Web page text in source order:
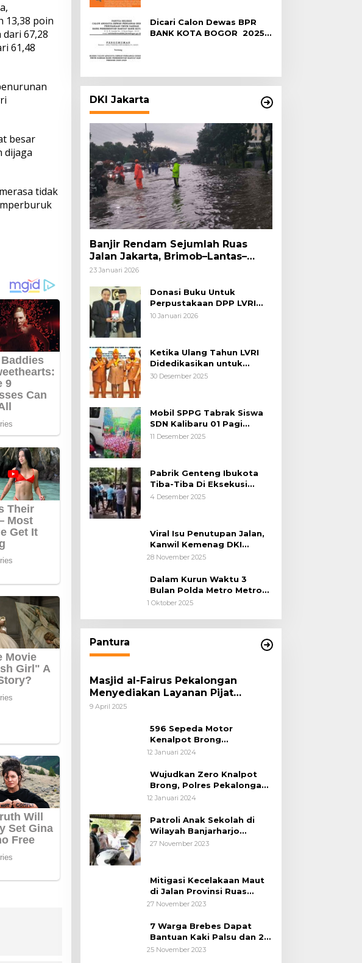
13,38 poin
67,28
61,48
besar
dijaga
tidak
Dicari Calon Dewas BPR
BANK KOTA BOGOR 2025-
DKI Jakarta
Banjir Rendam Sejumlah Ruas
Jalan Jakarta, Brimob–Lantas–
Polair PMJ Bergerak Cepat, Polri
Nasional
23 Januari 2026
Donasi Buku Untuk
Perpustakaan DPP LVRI
Terus Mengalir
10 Januari 2026
Ketika Ulang Tahun LVRI
Didedikasikan untuk
Kemanusiaan
30 Desember 2025
Mobil SPPG Tabrak Siswa
SDN Kalibaru 01 Pagi
Cilincing Jakarta Utara
11 Desember 2025
Pabrik Genteng Ibukota
Tiba-Tiba Di Eksekusi
Jurusita Pengadilan Negeri
4 Desember 2025
Viral Isu Penutupan Jalan,
Kanwil Kemenag DKI
Jakarta Luruskan Fakta
28 November 2025
Dalam Kurun Waktu 3
Bulan Polda Metro Metro
Ungkap 1,14 Ton Narkoba
1 Oktober 2025
Pantura
Masjid al-Fairus Pekalongan
Menyediakan Layanan Pijat
hingga Potong Rambut Gratis bagi
9 April 2025
596 Sepeda Motor
Kenalpot Brong
Diamankan Polres
12 Januari 2024
Wujudkan Zero Knalpot
Brong, Polres Pekalongan
Kota Berikan Edukasi
12 Januari 2024
Patroli Anak Sekolah di
Wilayah Banjarharjo
Brebes
27 November 2023
Mitigasi Kecelakaan Maut
di Jalan Provinsi Ruas
Banjarharjo-Salem
27 November 2023
7 Warga Brebes Dapat
Bantuan Kaki Palsu dan 2
Operasi Bibir Sumbing
25 November 2023